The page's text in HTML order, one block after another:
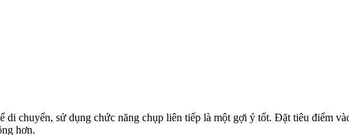
di chuyển, sử dụng chức năng chụp liên tiếp là một gợi ý tốt. Đặt tiêu điểm
hơn.